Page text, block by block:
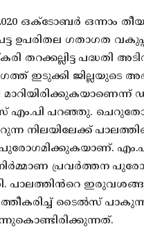
ഒക്ടോബർ ഒന്നാം
ഉപരിതല ഗതാഗത വകുപ്പ്
തറക്കല്ലിട്ട പദ്ധതി
ഇടുക്കി ജില്ലയുടെ
മാറിയിരിക്കുകയാണെന്ന്
എം.പി പറഞ്ഞു.
നിലയിലേക്ക്
നിർമ്മാണ പ്രവർത്തന
പാലത്തിൻറെ
ടൈൽസ്